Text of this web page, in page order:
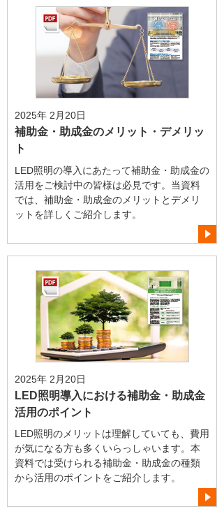
2025年 2月20日
補助金・助成金のメリット・デメリッ
ト
LED照明の導入にあたって補助金・助成金の
活用をご検討中の皆様は必見です。当資料
では、補助金・助成金のメリットとデメリ
ットを詳しくご紹介します。
2025年 2月20日
LED照明導入における補助金・助成金
活用のポイント
LED照明のメリットは理解していても、費用
が気になる方も多くいらっしゃいます。本
資料では受けられる補助金・助成金の種類
から活用のポイントをご紹介します。